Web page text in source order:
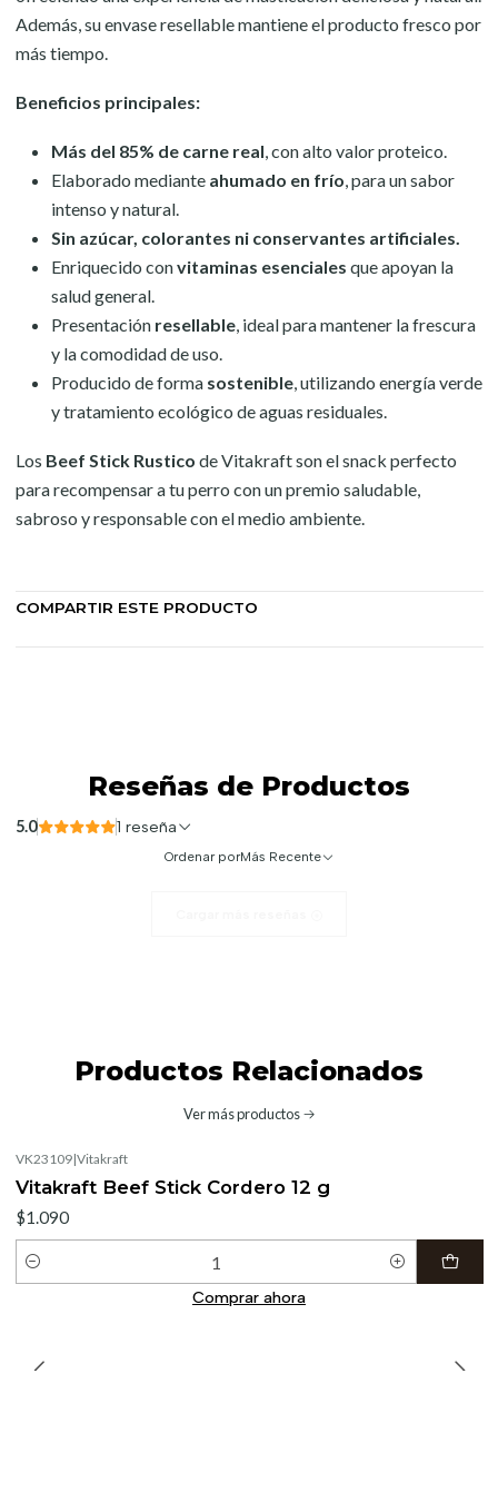
Además, su envase resellable mantiene el producto fresco por
más tiempo.
Beneficios principales:
Más del 85% de carne real, con alto valor proteico.
Elaborado mediante ahumado en frío, para un sabor
intenso y natural.
Sin azúcar, colorantes ni conservantes artificiales.
Enriquecido convitaminas esenciales que apoyan la
salud general.
Presentación resellable, ideal para mantener la frescura
y la comodidad de uso.
Producido de forma sostenible, utilizando energía verde
y tratamiento ecológico de aguas residuales.
Los Beef Stick Rustico de Vitakraft son el snack perfecto
para recompensar a tu perro con un premio saludable,
sabroso y responsable con el medio ambiente.
COMPARTIR ESTE PRODUCTO
Reseñas de Productos
5.0 1 reseña
Ordenar porMás Recente
Productos Relacionados
Ver más productos
VK23109|Vitakraft
Vitakraft Beef Stick Cordero 12 g
$1.090
Cantidad
Comprar ahora